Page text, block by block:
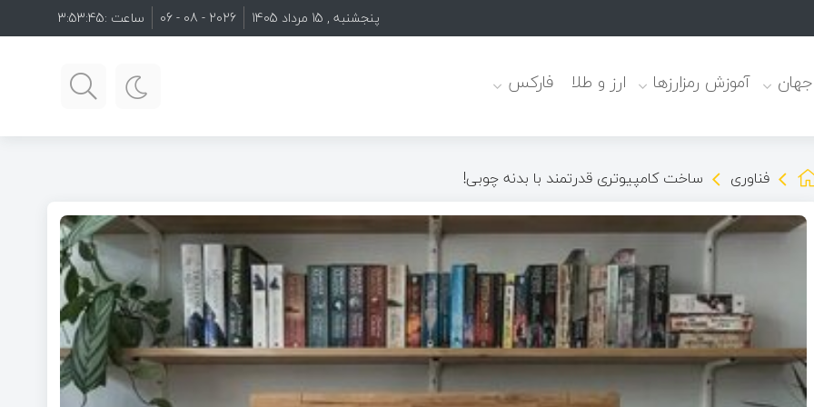
پنجشنبه , 15 مرداد 1405 2026 - 08 - 06 ساعت :3:53:46
جهان آموزش رمزارزها ارز و طلا فارکس
فناوری ساخت کامپیوتری قدرتمند با بدنه چوبی!